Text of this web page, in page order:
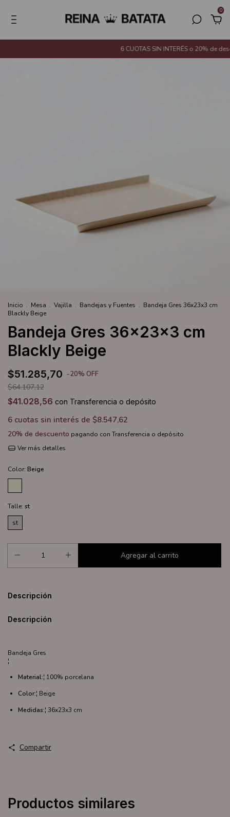
0
6 CUOTAS SIN INTERÉS o 20% de
Inicio . Mesa . Vajilla . Bandejas y Fuentes . Bandeja Gres 36x23x3 cm
Blackly Beige
Bandeja Gres 36x23x3 cm
Blackly Beige
$51.285,70 -20% OFF
$64.107,12
$41.028,56 con Transferencia o depósito
6 cuotas sin interés de $8.547,62
20% de descuento pagando con Transferencia o depósito
Ver más detalles
Color: Beige
Talle: st
st
Descripción
Descripción
Bandeja Gres
¦
Material:¦ 100% porcelana
Color:¦ Beige
Medidas:¦ 36x23x3 cm
Compartir
Productos similares